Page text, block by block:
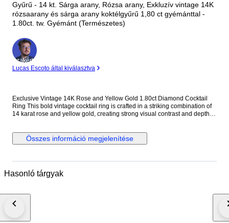
Gyűrű - 14 kt. Sárga arany, Rózsa arany, Exkluzív vintage 14K
rózsaarany és sárga arany koktélgyűrű 1,80 ct gyémánttal -
1.80ct. tw. Gyémánt (Természetes)
Szakértő
Lucas Escoto által kiválasztva
Exclusive Vintage 14K Rose and Yellow Gold 1.80ct Diamond Cocktail
Ring This bold vintage cocktail ring is crafted in a striking combination of
14 karat rose and yellow gold, creating strong visual contrast and depth.
overwhelming the architectural form. Its solid gold weight and balanced
proportions make it a confident statement piece suitable for both men and
Carat Weight: 1.80 carats, 12 stones Weight: 23.0 grams Size: EU 63 / US
Worldwide, Estimated 2 to 3 Business Day Transit Time, Fully Insured.
Összes információ megjelenítése
Hasonló tárgyak